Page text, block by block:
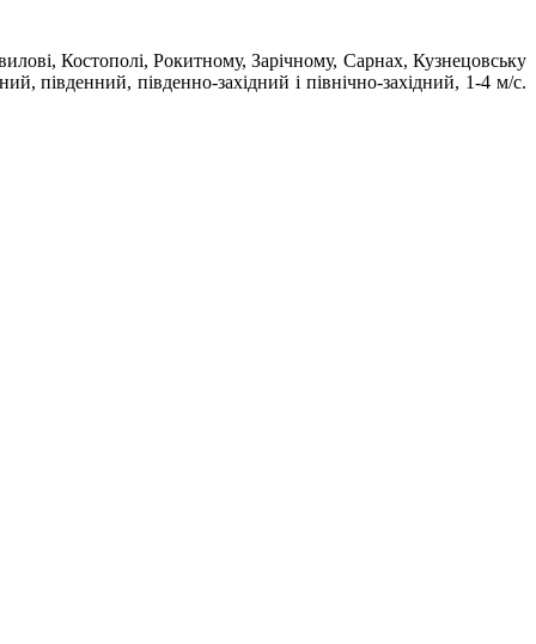
Костополі, Рокитному, Зарічному, Сарнах, Кузнецовську
південний, південно-західний і північно-західний, 1-4 м/с.